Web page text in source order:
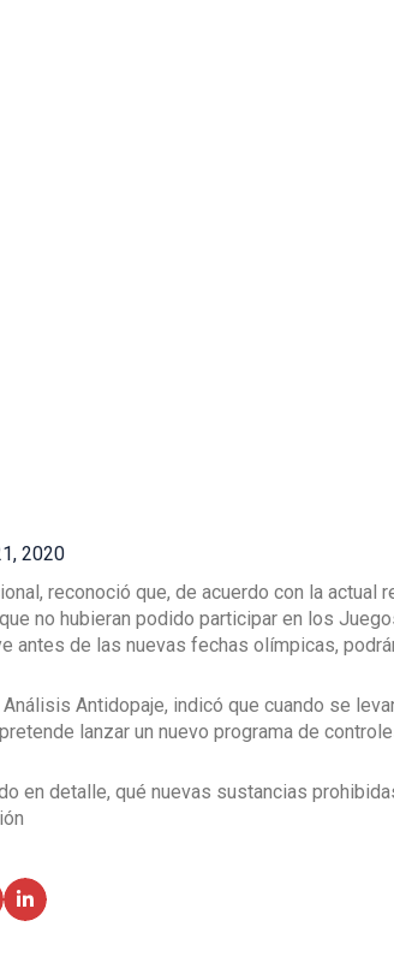
2020
reconoció que, de acuerdo con la actual
no hubieran podido participar en los
antes de las nuevas fechas olímpicas,
Análisis Antidopaje, indicó que cuando se
lanzar un nuevo programa de
en detalle, qué nuevas sustancias